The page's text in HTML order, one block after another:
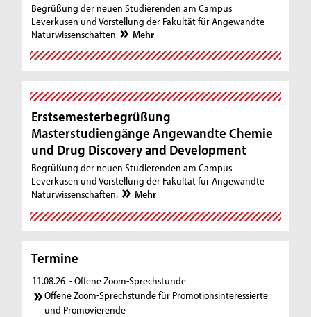
Begrüßung der neuen Studierenden am Campus
Leverkusen und Vorstellung der Fakultät für Angewandte
Naturwissenschaften
Mehr
Erstsemesterbegrüßung
Masterstudiengänge Angewandte Chemie
und Drug Discovery and Development
Begrüßung der neuen Studierenden am Campus
Leverkusen und Vorstellung der Fakultät für Angewandte
Naturwissenschaften.
Mehr
Termine
11.08.26 - Offene Zoom-Sprechstunde
Offene Zoom-Sprechstunde für Promotionsinteressierte
und Promovierende